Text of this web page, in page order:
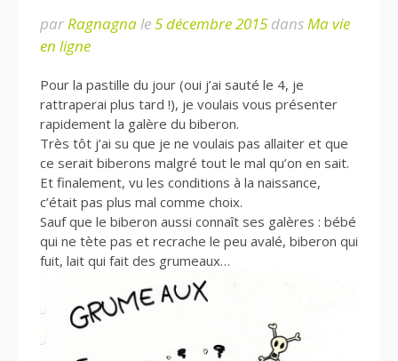
parRagnagnale5 décembre 2015 dansMa vie
en ligne
Pour la pastille du jour (oui j’ai sauté le 4, je
rattraperai plus tard !), je voulais vous présenter
rapidement la galère du biberon.
Très tôt j’ai su que je ne voulais pas allaiter et que
ce serait biberons malgré tout le mal qu’on en sait.
Et finalement, vu les conditions à la naissance,
c’était pas plus mal comme choix.
Sauf que le biberon aussi connaît ses galères : bébé
qui ne tète pas et recrache le peu avalé, biberon qui
fuit, lait qui fait des grumeaux…